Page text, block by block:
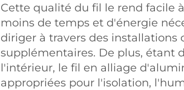
Cette qualité du fil le rend facile
moins de temps et d'énergie
diriger à travers des installations
supplémentaires. De plus, étant
l'intérieur, le fil en alliage
appropriées pour l'isolation,